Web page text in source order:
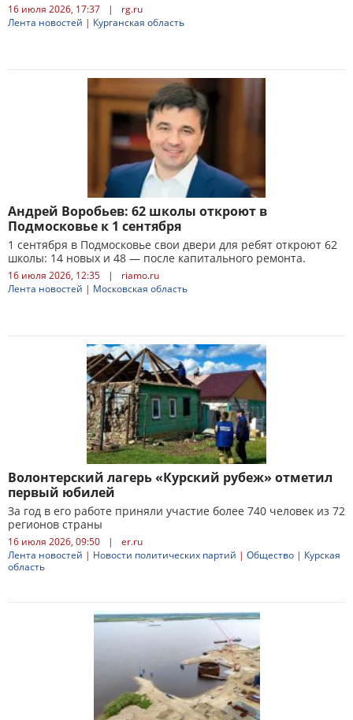
16 июля 2026, 17:37 |
rg.ru
Лента новостей | Курганская область
Андрей Воробьев: 62 школы откроют в
Подмосковье к 1 сентября
1 сентября в Подмосковье свои двери для ребят откроют 62
школы: 14 новых и 48 — после капитального ремонта.
16 июля 2026, 12:35 |
riamo.ru
Лента новостей | Московская область
Волонтерский лагерь «Курский рубеж» отметил
первый юбилей
За год в его работе приняли участие более 740 человек из 72
регионов страны
16 июля 2026, 09:50 |
er.ru
Лента новостей | Новости политических партий | Общество | Курская
область